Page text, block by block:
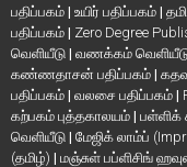
பதிப்பகம் | உயிர் பதிப்பகம் |
பதிப்பகம் | Zero Degree
வெளியீடு | வணக்கம்
கண்ணதாசன் பதிப்பகம் |
பதிப்பகம் | வலசை பதிப்பகம் |
கற்பகம் புத்தகாலயம் | பள்ளிக்
வெளியீடு | மேஜிக் லாம்ப்
(தமிழ்) | மஞ்சுள் பப்ளிசிங்